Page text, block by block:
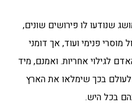
שנודעו לו פירושים שונים,
פנימי ועוד, אך דומני
לגילוי אחריות. ואמנם, מיד
בכך שימלאו את הארץ
בכל היש.